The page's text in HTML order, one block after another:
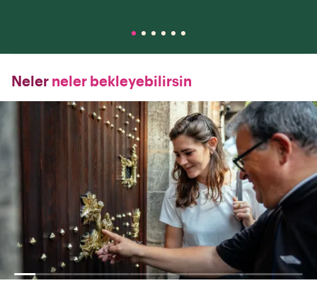
Neler neler bekleyebilirsin